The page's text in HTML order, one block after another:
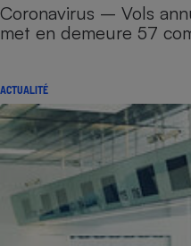
Coronavirus – Vols
met en demeure 57
ACTUALITÉ